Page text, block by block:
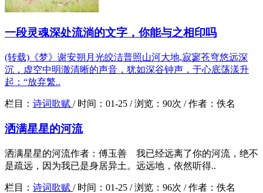
一段灵魂深处流淌的文字，你能与之相印吗
(转载)《梦》谢安朔月光皎洁普照山河大地,寂寥苍穹悠远深
沉，虚空中明澈清晰的声音，犹如深谷钟声，于心底荡漾升
起：“放弃繁..
栏目： 诗词歌赋 / 时间： 01-25 /浏览： 90次 /作者： 佚名
洒满星星的河流
洒满星星的河流作者：傅玉善 我已经远离了你的河流，绝不
是疏远，因为我已是身居异土。远远地，依然听得..
栏目： 诗词歌赋 / 时间： 01-25 /浏览： 96次 /作者： 佚名